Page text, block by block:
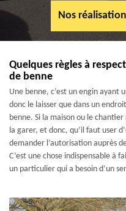
Nos
Quelques règles à
de benne
Une benne, c’est un engin ayant
donc le laisser que dans un
benne. Si la maison ou le
la garer, et donc, qu’il faut user
demander l’autorisation auprès
C’est une chose indispensable à
un particulier qui a besoin d’un